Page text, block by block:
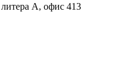
А, офис 413